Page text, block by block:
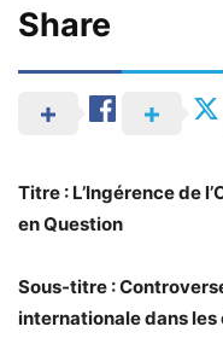
Share
Titre : L’Ingérence de
en Question
Sous-titre :
internationale dans